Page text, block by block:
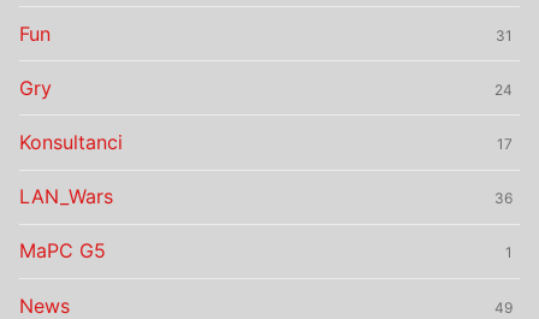
Fun 31
Gry 24
Konsultanci 17
LAN_Wars 36
MaPC G5 1
News 49